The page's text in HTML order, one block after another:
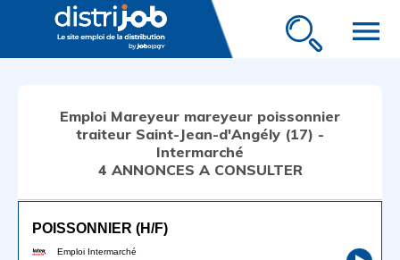
menu
Emploi Mareyeur mareyeur poissonnier
traiteur Saint-Jean-d'Angély (17) -
Intermarché
4 ANNONCES A CONSULTER
POISSONNIER (H/F)
Emploi Intermarché